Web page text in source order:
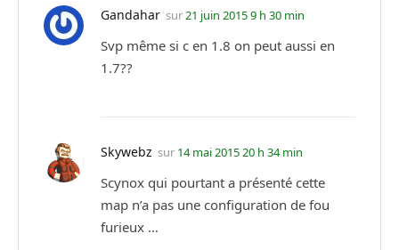
Gandahar sur21 juin 2015 9 h 30 min
Svp même si c en 1.8 on peut aussi en
1.7??
Skywebz sur 14 mai 2015 20 h 34 min
Scynox qui pourtant a présenté cette
map n’a pas une configuration de fou
furieux …